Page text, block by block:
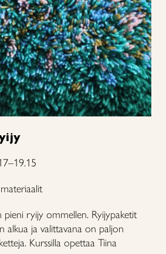
pieni ryijy ommellen. Ryijypaketit
alkua ja valittavana on paljon
Kurssilla opettaa Tiina